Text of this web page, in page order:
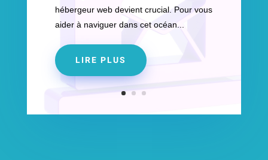
hébergeur web devient crucial. Pour vous
aider à naviguer dans cet océan...
LIRE PLUS